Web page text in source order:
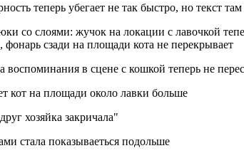
теперь убегает не так быстро, но текст
со слоями: жучок на локации с лавочкой
фонарь сзади на площади кота не перекрывает
воспоминания в сцене с кошкой теперь не
кот на площади около лавки больше
хозяйка закричала"
стала показываеться подольше